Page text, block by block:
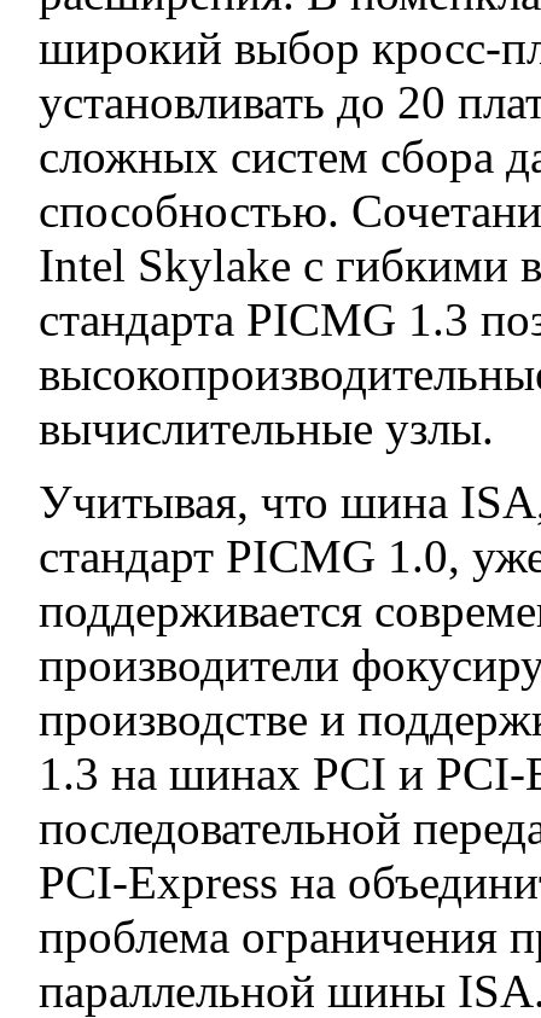
широкий выбор кросс-
установливать до 20
сложных систем сбора
способностью.
Intel Skylake с гибкими
стандарта PICMG 1.3
вычислительные узлы.
Учитывая, что шина
стандарт PICMG 1.0,
поддерживается
производители
производстве и
1.3 на шинах PCI и PCI-
последовательной
PCI-Express на
проблема ограничения
параллельной шины